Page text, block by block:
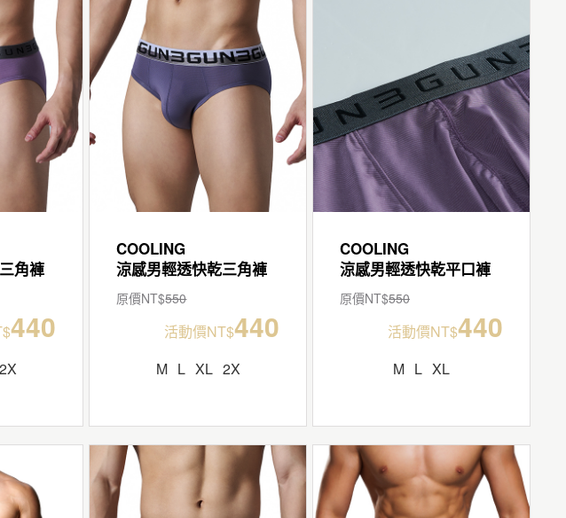
角褲
440
2X
COOLING
涼感男輕透快乾三角褲
原價NT$550
活動價NT$440
M L XL 2X
COOLING
涼感男輕透快乾平口褲
原價NT$550
活動價NT$440
M L XL